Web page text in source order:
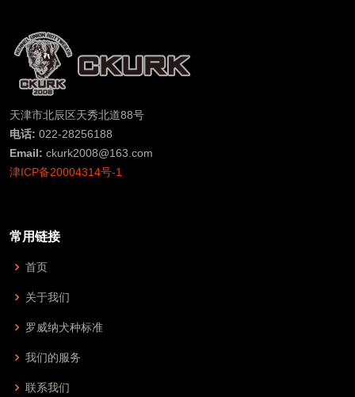
天津市北辰区天秀北道88号
电话: 022-28256188
Email: ckurk2008@163.com
津ICP备20004314号-1
常用链接
首页
关于我们
罗威纳犬种标准
我们的服务
联系我们